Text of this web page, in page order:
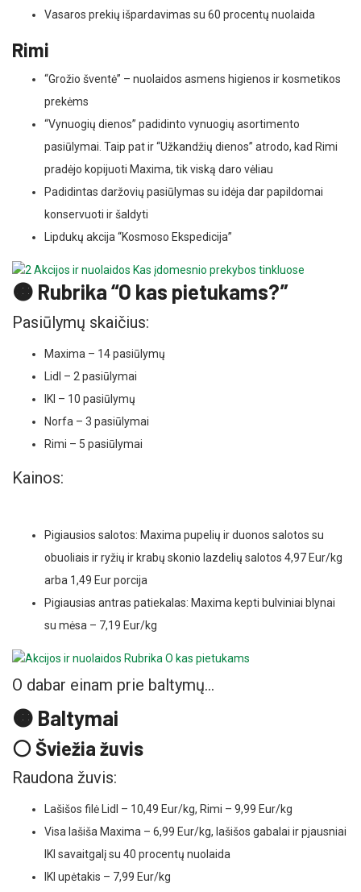
Vasaros prekių išpardavimas su 60 procentų nuolaida
Rimi
“Grožio šventė” – nuolaidos asmens higienos ir kosmetikos
prekėms
“Vynuogių dienos” padidinto vynuogių asortimento
pasiūlymai. Taip pat ir “Užkandžių dienos” atrodo, kad Rimi
pradėjo kopijuoti Maxima, tik viską daro vėliau
Padidintas daržovių pasiūlymas su idėja dar papildomai
konservuoti ir šaldyti
Lipdukų akcija “Kosmoso Ekspedicija”
🟠 Rubrika “O kas pietukams?”
Pasiūlymų skaičius:
Maxima – 14 pasiūlymų
Lidl – 2 pasiūlymai
IKI – 10 pasiūlymų
Norfa – 3 pasiūlymai
Rimi – 5 pasiūlymai
Kainos:
Pigiausios salotos: Maxima pupelių ir duonos salotos su
obuoliais ir ryžių ir krabų skonio lazdelių salotos 4,97 Eur/kg
arba 1,49 Eur porcija
Pigiausias antras patiekalas: Maxima kepti bulviniai blynai
su mėsa – 7,19 Eur/kg
O dabar einam prie baltymų…
🟠 Baltymai
⚪ Šviežia žuvis
Raudona žuvis:
Lašišos filė Lidl – 10,49 Eur/kg, Rimi – 9,99 Eur/kg
Visa lašiša Maxima – 6,99 Eur/kg, lašišos gabalai ir pjausniai
IKI savaitgalį su 40 procentų nuolaida
IKI upėtakis – 7,99 Eur/kg